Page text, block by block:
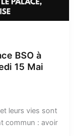
BSO à
15 Mai
leurs vies sont
commun : avoir